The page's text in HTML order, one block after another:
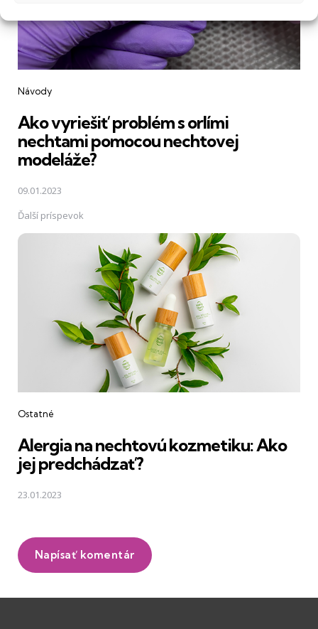
Návody
Ako vyriešiť problém s orlími
nechtami pomocou nechtovej
modeláže?
09.01.2023
Ďalší príspevok
Ostatné
Alergia na nechtovú kozmetiku: Ako
jej predchádzať?
23.01.2023
Napísať komentár